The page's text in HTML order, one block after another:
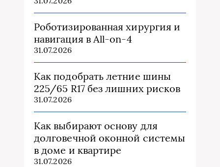
Роботизированная хирургия и
навигация в All-on-4
31.07.2026
Как подобрать летние шины
225/65 R17 без лишних рисков
31.07.2026
Как выбирают основу для
долговечной оконной системы
в доме и квартире
31.07.2026